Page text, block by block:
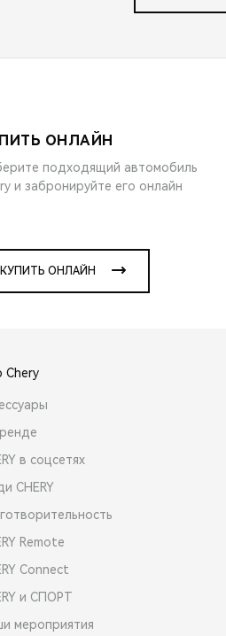
ОНЛАЙН
подходящий автомобиль
и забронируйте его онлайн
КУПИТЬ ОНЛАЙН
Chery
в соцсетях
CHERY
Remote
Connect
и СПОРТ
мероприятия